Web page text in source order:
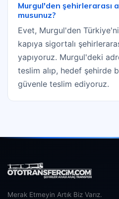
Murgul'den şehirlerarası
musunuz?
Evet, Murgul'den
kapıya sigortalı
yapıyoruz. Murgul'deki
teslim alıp, hedef şehirde
güvenle teslim ediyoruz.
Merak Etmeyin Artık Biz Varız.